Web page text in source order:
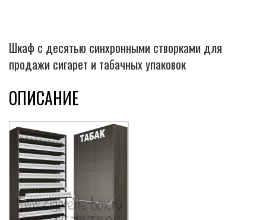
Шкаф с десятью синхронными створками для
продажи сигарет и табачных упаковок
ОПИСАНИЕ